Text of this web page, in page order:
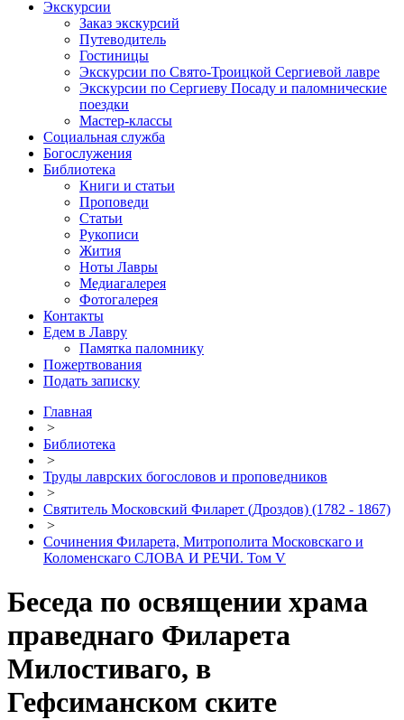
Экскурсии
Заказ экскурсий
Путеводитель
Гостиницы
Экскурсии по Свято-Троицкой Сергиевой лавре
Экскурсии по Сергиеву Посаду и паломнические
поездки
Мастер-классы
Социальная служба
Богослужения
Библиотека
Книги и статьи
Проповеди
Статьи
Рукописи
Жития
Ноты Лавры
Медиагалерея
Фотогалерея
Контакты
Едем в Лавру
Памятка паломнику
Пожертвования
Подать записку
Главная
>
Библиотека
>
Труды лаврских богословов и проповедников
>
Святитель Московский Филарет (Дроздов) (1782 - 1867)
>
Сочинения Филарета, Митрополита Московскаго и
Коломенскаго СЛОВА И РЕЧИ. Том V
Беседа по освящении храма
праведнаго Филарета
Милостиваго, в
Гефсиманском ските